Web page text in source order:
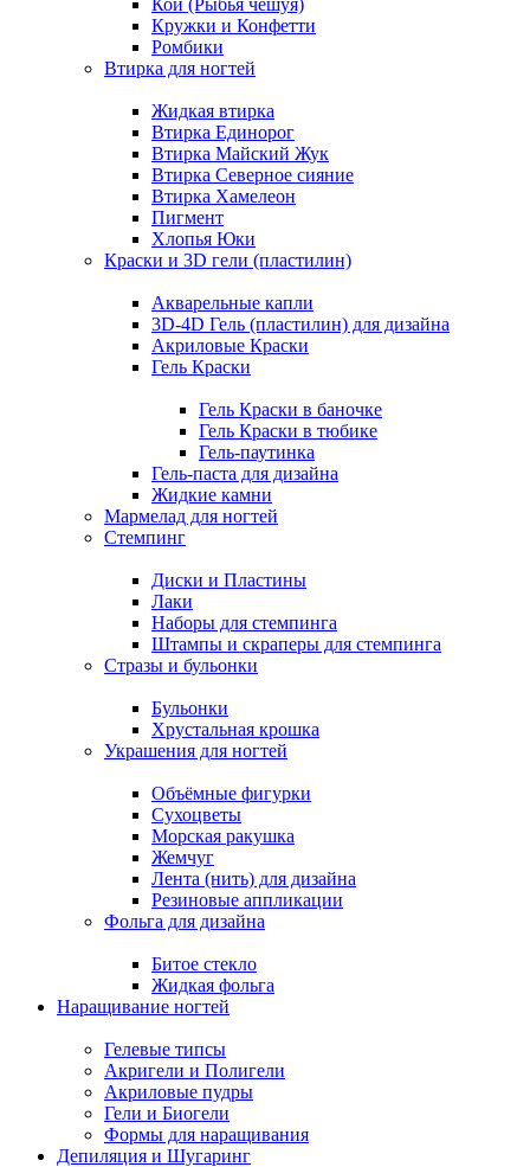
Кои (Рыбья чешуя)
Кружки и Конфетти
Ромбики
Втирка для ногтей
Жидкая втирка
Втирка Единорог
Втирка Майский Жук
Втирка Северное сияние
Втирка Хамелеон
Пигмент
Хлопья Юки
Краски и 3D гели (пластилин)
Акварельные капли
3D-4D Гель (пластилин) для дизайна
Акриловые Краски
Гель Краски
Гель Краски в баночке
Гель Краски в тюбике
Гель-паутинка
Гель-паста для дизайна
Жидкие камни
Мармелад для ногтей
Стемпинг
Диски и Пластины
Лаки
Наборы для стемпинга
Штампы и скраперы для стемпинга
Стразы и бульонки
Бульонки
Хрустальная крошка
Украшения для ногтей
Объёмные фигурки
Сухоцветы
Морская ракушка
Жемчуг
Лента (нить) для дизайна
Резиновые аппликации
Фольга для дизайна
Битое стекло
Жидкая фольга
Наращивание ногтей
Гелевые типсы
Акригели и Полигели
Акриловые пудры
Гели и Биогели
Формы для наращивания
Депиляция и Шугаринг